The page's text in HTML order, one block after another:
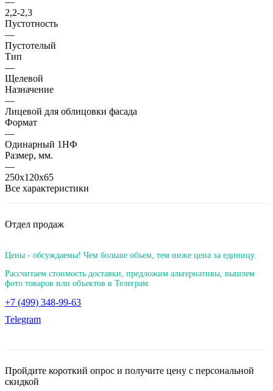
2,2-2,3
Пустотность
—
Пустотелый
Тип
—
Щелевой
Назначение
—
Лицевой для облицовки фасада
Формат
—
Одинарный 1НФ
Размер, мм.
—
250х120х65
Все характеристики
Отдел продаж
Цены - обсуждаемы! Чем больше объем, тем ниже цена за единицу.
Рассчитаем стоимость доставки, предложим альтернативы, вышлем
фото товаров или объектов в Телеграм.
+7 (499) 348-99-63
Telegram
Пройдите короткий опрос и получите цену с персональной
скидкой